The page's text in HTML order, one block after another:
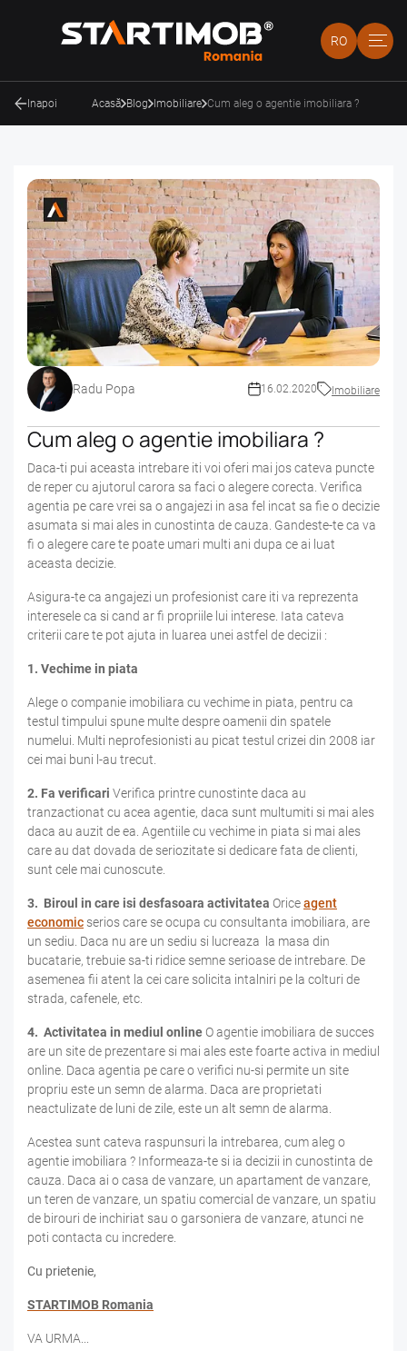
RO
Inapoi Acasă Blog Imobiliare Cum aleg o agentie imobiliara ?
Radu Popa 16.02.2020 Imobiliare
Cum aleg o agentie imobiliara ?
Daca-ti pui aceasta intrebare iti voi oferi mai jos cateva puncte
de reper cu ajutorul carora sa faci o alegere corecta. Verifica
agentia pe care vrei sa o angajezi in asa fel incat sa fie o decizie
asumata si mai ales in cunostinta de cauza. Gandeste-te ca va
fi o alegere care te poate umari multi ani dupa ce ai luat
aceasta decizie.
Asigura-te ca angajezi un profesionist care iti va reprezenta
interesele ca si cand ar fi propriile lui interese. Iata cateva
criterii care te pot ajuta in luarea unei astfel de decizii :
1. Vechime in piata
Alege o companie imobiliara cu vechime in piata, pentru ca
testul timpului spune multe despre oamenii din spatele
numelui. Multi neprofesionisti au picat testul crizei din 2008 iar
cei mai buni l-au trecut.
2. Fa verificari Verifica printre cunostinte daca au
tranzactionat cu acea agentie, daca sunt multumiti si mai ales
daca au auzit de ea. Agentiile cu vechime in piata si mai ales
care au dat dovada de seriozitate si dedicare fata de clienti,
sunt cele mai cunoscute.
3. Biroul in care isi desfasoara activitatea Oriceagent
economic serios care se ocupa cu consultanta imobiliara, are
un sediu. Daca nu are un sediu si lucreaza la masa din
bucatarie, trebuie sa-ti ridice semne serioase de intrebare. De
asemenea fii atent la cei care solicita intalniri pe la colturi de
strada, cafenele, etc.
4. Activitatea in mediul online O agentie imobiliara de succes
are un site de prezentare si mai ales este foarte activa in mediul
online. Daca agentia pe care o verifici nu-si permite un site
propriu este un semn de alarma. Daca are proprietati
neactulizate de luni de zile, este un alt semn de alarma.
Acestea sunt cateva raspunsuri la intrebarea, cum aleg o
agentie imobiliara ? Informeaza-te si ia decizii in cunostinta de
cauza. Daca ai o casa de vanzare, un apartament de vanzare,
un teren de vanzare, un spatiu comercial de vanzare, un spatiu
de birouri de inchiriat sau o garsoniera de vanzare, atunci ne
poti contacta cu incredere.
Cu prietenie,
STARTIMOB Romania
VA URMA...